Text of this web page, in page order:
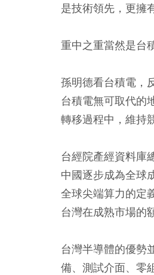
是技術領先，更擁
重中之重當然是台
孫明德看台積電，
台積電無可取代的
轉移過程中，維持
台經院產經資料庫
中國逐步成為全球
全球尖端算力的定
台灣在成熟市場的
台灣半導體的優勢
備、測試介面、零